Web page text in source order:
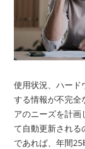
使用状況、ハード
する情報が不完全
アのニーズを計
て自動更新され
であれば、年間25